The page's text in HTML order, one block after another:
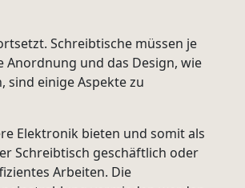
Schreibtische müssen je
und das Design, wie
sind einige Aspekte zu
Elektronik bieten und somit als
Schreibtisch geschäftlich oder
Arbeiten. Die